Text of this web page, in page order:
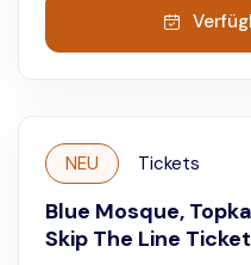
Pavillons und Höfe. Hören Sie dem Guide zu, der Ihnen
Einblicke in das Leben im
NEU Tickets
Blue Mosque,
Skip The Line